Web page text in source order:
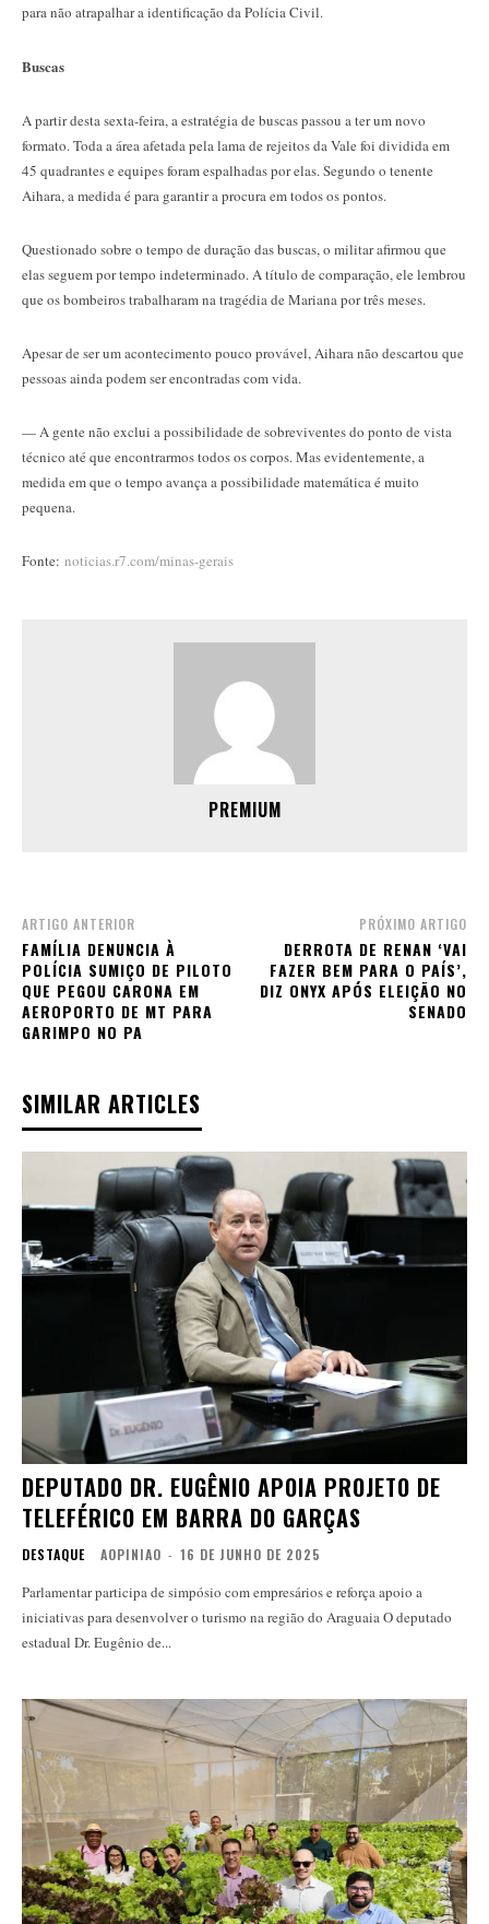
para não atrapalhar a identificação da Polícia Civil.
Buscas
A partir desta sexta-feira, a estratégia de buscas passou a ter um novo
formato. Toda a área afetada pela lama de rejeitos da Vale foi dividida em
45 quadrantes e equipes foram espalhadas por elas. Segundo o tenente
Aihara, a medida é para garantir a procura em todos os pontos.
Questionado sobre o tempo de duração das buscas, o militar afirmou que
elas seguem por tempo indeterminado. A título de comparação, ele lembrou
que os bombeiros trabalharam na tragédia de Mariana por três meses.
Apesar de ser um acontecimento pouco provável, Aihara não descartou que
pessoas ainda podem ser encontradas com vida.
— A gente não exclui a possibilidade de sobreviventes do ponto de vista
técnico até que encontrarmos todos os corpos. Mas evidentemente, a
medida em que o tempo avança a possibilidade matemática é muito
pequena.
Fonte: noticias.r7.com/minas-gerais
PREMIUM
ARTIGO ANTERIOR
FAMÍLIA DENUNCIA À
POLÍCIA SUMIÇO DE PILOTO
QUE PEGOU CARONA EM
AEROPORTO DE MT PARA
GARIMPO NO PA
PRÓXIMO ARTIGO
DERROTA DE RENAN ‘VAI
FAZER BEM PARA O PAÍS’,
DIZ ONYX APÓS ELEIÇÃO NO
SENADO
SIMILAR ARTICLES
DEPUTADO DR. EUGÊNIO APOIA PROJETO DE
TELEFÉRICO EM BARRA DO GARÇAS
DESTAQUE AOPINIAO - 16 DE JUNHO DE 2025
Parlamentar participa de simpósio com empresários e reforça apoio a
iniciativas para desenvolver o turismo na região do Araguaia O deputado
estadual Dr. Eugênio de...